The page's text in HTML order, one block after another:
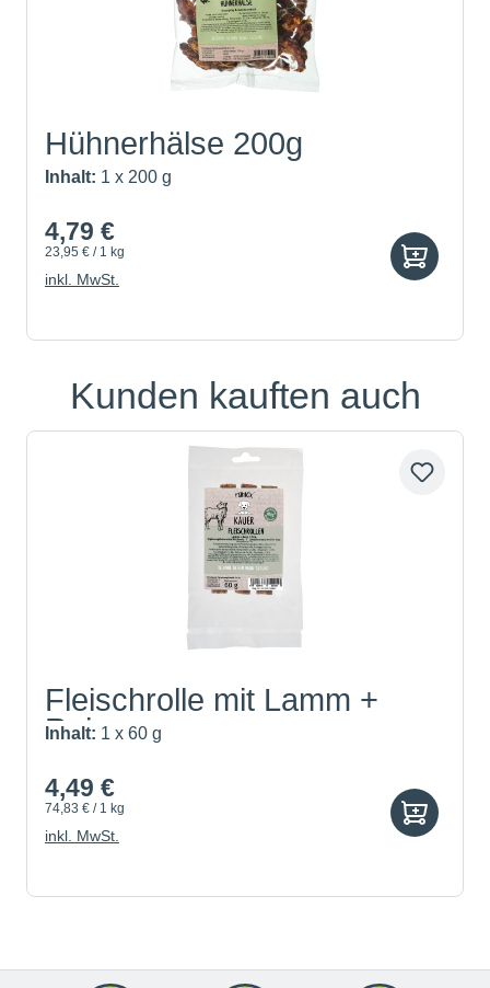
Hühnerhälse 200g
Inhalt: 1 x 200 g
4,79 €
23,95 € / 1 kg
inkl. MwSt.
Produktgalerie überspringen
Kunden kauften auch
Fleischrolle mit Lamm +
Reis
Inhalt: 1 x 60 g
4,49 €
74,83 € / 1 kg
inkl. MwSt.